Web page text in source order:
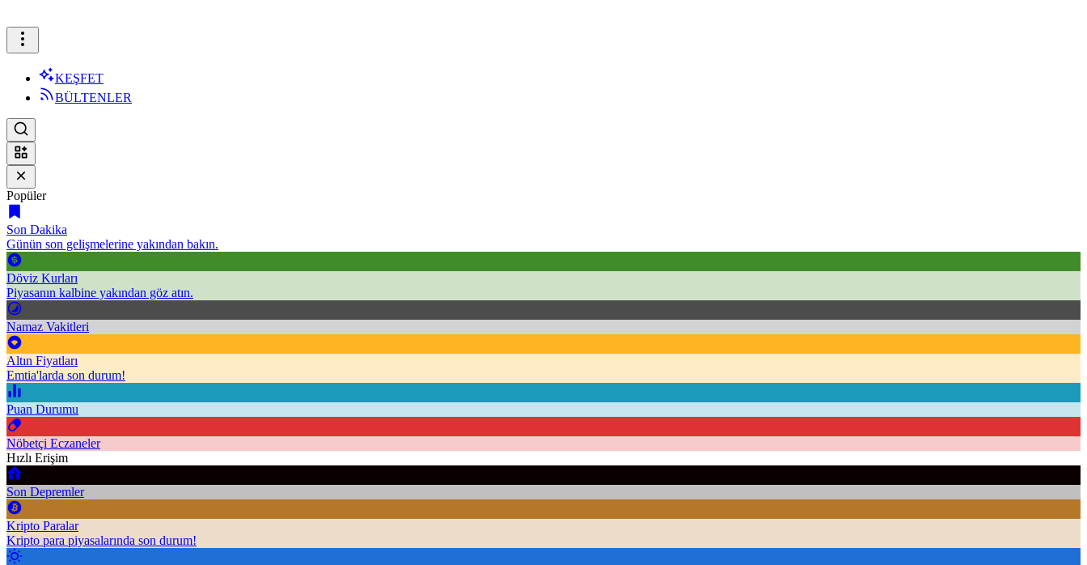
KEŞFET
BÜLTENLER
Popüler
Son Dakika
Günün son gelişmelerine yakından bakın.
Döviz Kurları
Piyasanın kalbine yakından göz atın.
Namaz Vakitleri
Altın Fiyatları
Emtia'larda son durum!
Puan Durumu
Nöbetçi Eczaneler
Hızlı Erişim
Son Depremler
Kripto Paralar
Kripto para piyasalarında son durum!